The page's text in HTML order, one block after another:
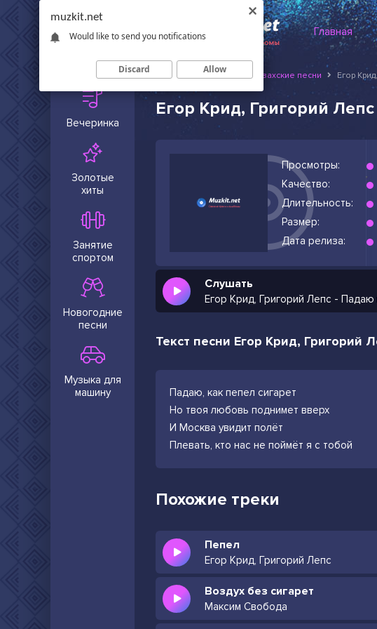
Главная
Вечеринка
Золотые
хиты
Занятие
спортом
Новогодние
песни
Музыка для
машину
Muzkit.net Русские и казахские песни Егор
Егор Крид, Григорий
Просмотры:
Качество:
Длительность:
Размер:
Дата релиза:
Слушать
Егор Крид, Григорий Лепс - Падаю
Текст песни Егор Крид, Григорий
Падаю, как пепел сигарет
Но твоя любовь поднимет вверх
И Москва увидит полёт
Плевать, кто нас не поймёт я с тобой
Похожие треки
Пепел
Егор Крид, Григорий Лепс
Воздух без сигарет
Максим Свобода
muzkit.net
Would like to send you notifications
Discard Allow